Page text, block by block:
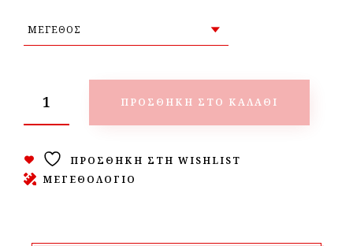
ΠΡΟΣΘΉΚΗ ΣΤΟ ΚΑΛΆΘΙ
ΠΡΟΣΘΉΚΗ ΣΤΗ WISHLIST
ΜΕΓΕΘΟΛΟΓΙΟ